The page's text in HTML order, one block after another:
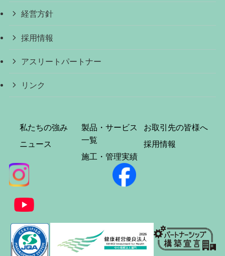
経営方針
採用情報
アスリートパートナー
リンク
私たちの強み
ニュース
製品・サービス
一覧
施工・管理実績
お取引先の皆様へ
採用情報